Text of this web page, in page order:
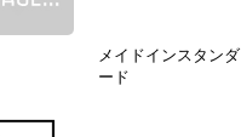
メイドインスタンダ
ード